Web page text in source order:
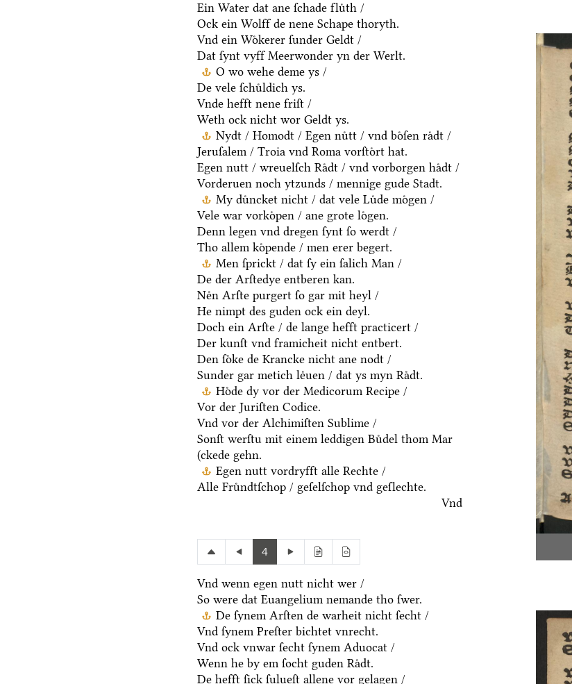
Ein Water dat ane ſchade fluͤth /
Ock ein Wolff de nene Schape thoryth.
Vnd ein Woͤkerer ſunder Geldt /
Dat ſynt vyff Meerwonder yn der Werlt.
O wo wehe deme ys /
De vele ſchuͤldich ys.
Vnde hefft nene friſt /
Weth ock nicht wor Geldt ys.
Nydt / Homodt / Egen nuͤtt / vnd boͤſen raͤdt /
Jeruſalem / Troia vnd Roma vorſtoͤrt hat.
Egen nutt / wreuelſch Raͤdt / vnd vorborgen haͤdt /
Vorderuen noch ytzunds / mennige gude Stadt.
My duͤncket nicht / dat vele Luͤde moͤgen /
Vele war vorkoͤpen / ane grote loͤgen.
Denn legen vnd dregen ſynt ſo werdt /
Tho allem koͤpende / men erer begert.
Men ſprickt / dat ſy ein ſalich Man /
De der Arſtedye entberen kan.
Neͤn Arſte purgert ſo gar mit heyl /
He nimpt des guden ock ein deyl.
Doch ein Arſte / de lange hefft practicert /
Der kunſt vnd framicheit nicht entbert.
Den ſoͤke de Krancke nicht ane nodt /
Sunder gar metich leͤuen / dat ys myn Raͤdt.
Hoͤde dy vor der Medicorum Recipe /
Vor der Juriſten Codice.
Vnd vor der Alchimiſten Sublime /
Sonſt werſtu mit einem leddigen Buͤdel thom Mar
(ckede gehn.
Egen nutt vordryfft alle Rechte /
Alle Fruͤndtſchop / geſelſchop vnd geſlechte.
Vnd
4
Vnd wenn egen nutt nicht wer /
So were dat Euangelium nemande tho ſwer.
De ſynem Arſten de warheit nicht ſecht /
Vnd ſynem Preſter bichtet vnrecht.
Vnd ock vnwar ſecht ſynem Aduocat /
Wenn he by em ſocht guden Raͤdt.
De hefft ſick ſulueſt allene vor gelagen /